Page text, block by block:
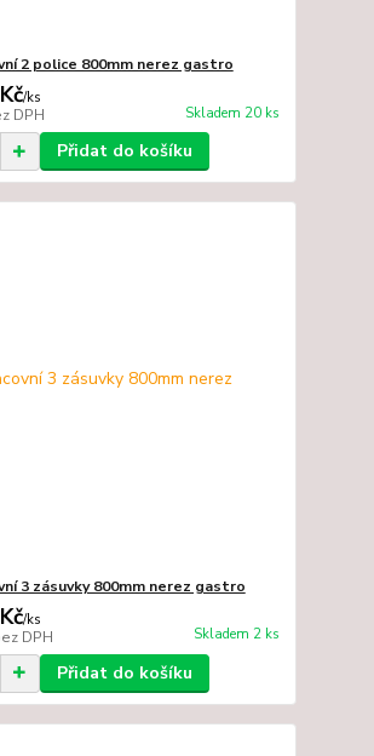
2 police 800mm nerez gastro
/ks
DPH Skladem 20 ks
Přidat do košíku
3 zásuvky 800mm nerez gastro
/ks
DPH Skladem 2 ks
Přidat do košíku